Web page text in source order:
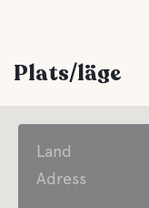
Sophantering
Plats/läge
Land
Adress